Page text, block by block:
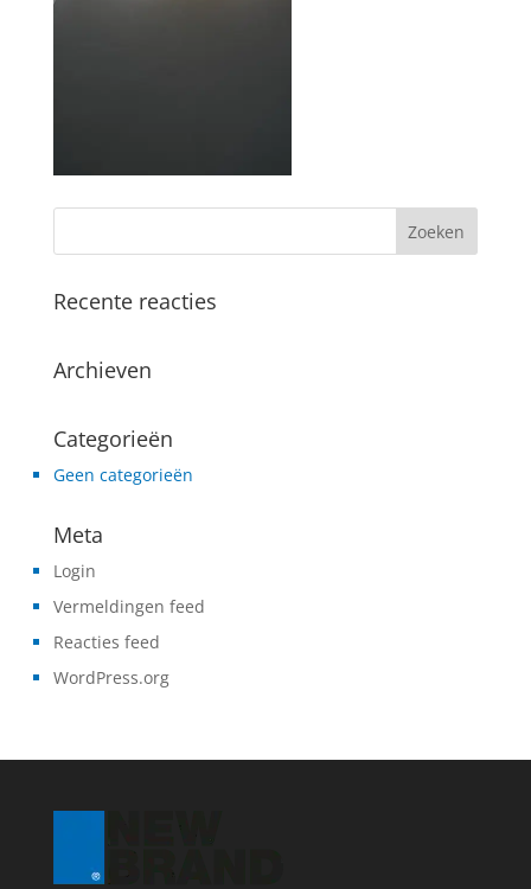
Recente reacties
Archieven
Categorieën
Geen categorieën
Meta
Login
Vermeldingen feed
Reacties feed
WordPress.org